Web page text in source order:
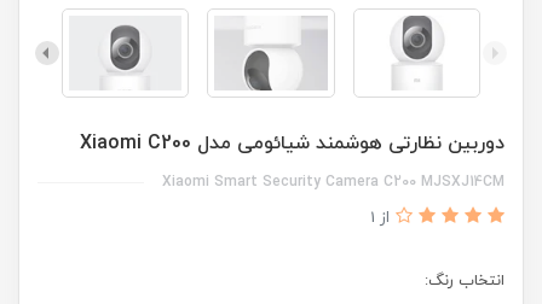
دوربین نظارتی هوشمند شیائومی مدل Xiaomi C200
Xiaomi Smart Security Camera C200 MJSXJ14CM
از 1
انتخاب رنگ: